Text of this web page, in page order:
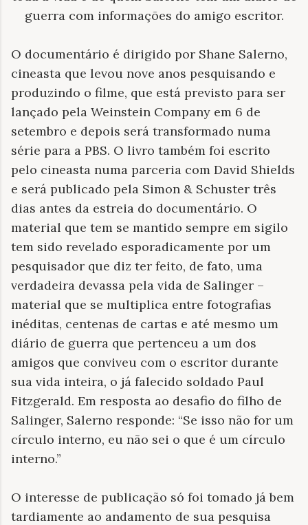
guerra com informações do amigo escritor.
O documentário é dirigido por Shane Salerno,
cineasta que levou nove anos pesquisando e
produzindo o filme, que está previsto para ser
lançado pela Weinstein Company em 6 de
setembro e depois será transformado numa
série para a PBS. O livro também foi escrito
pelo cineasta numa parceria com David Shields
e será publicado pela Simon & Schuster três
dias antes da estreia do documentário. O
material que tem se mantido sempre em sigilo
tem sido revelado esporadicamente por um
pesquisador que diz ter feito, de fato, uma
verdadeira devassa pela vida de Salinger –
material que se multiplica entre fotografias
inéditas, centenas de cartas e até mesmo um
diário de guerra que pertenceu a um dos
amigos que conviveu com o escritor durante
sua vida inteira, o já falecido soldado Paul
Fitzgerald. Em resposta ao desafio do filho de
Salinger, Salerno responde: “Se isso não for um
círculo interno, eu não sei o que é um círculo
interno.”
O interesse de publicação só foi tomado já bem
tardiamente ao andamento de sua pesquisa